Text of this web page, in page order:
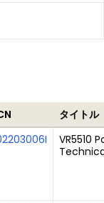
タイトル
VR5510